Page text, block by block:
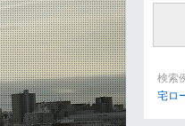
検索
宅ロ